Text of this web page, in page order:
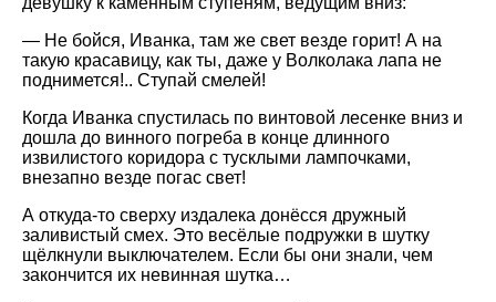
— Не бойся, Иванка, там же свет везде горит! А на
такую красавицу, как ты, даже у Волколака лапа не
поднимется!.. Ступай смелей!
Когда Иванка спустилась по винтовой лесенке вниз и
дошла до винного погреба в конце длинного
извилистого коридора с тусклыми лампочками,
внезапно везде погас свет!
А откуда-то сверху издалека донёсся дружный
заливистый смех. Это весёлые подружки в шутку
щёлкнули выключателем. Если бы они знали, чем
закончится их невинная шутка…